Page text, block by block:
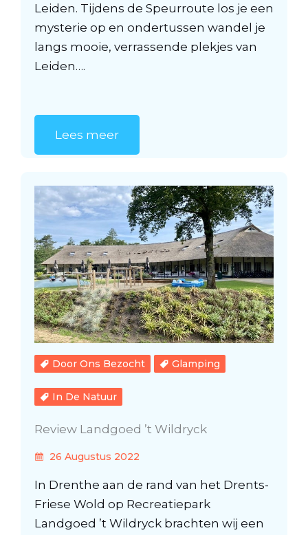
Leiden. Tijdens de Speurroute los je een
mysterie op en ondertussen wandel je
langs mooie, verrassende plekjes van
Leiden….
Lees meer
Door Ons Bezocht Glamping
In De Natuur
Review Landgoed ’t Wildryck
26 Augustus 2022
In Drenthe aan de rand van het Drents-
Friese Wold op Recreatiepark
Landgoed ’t Wildryck brachten wij een